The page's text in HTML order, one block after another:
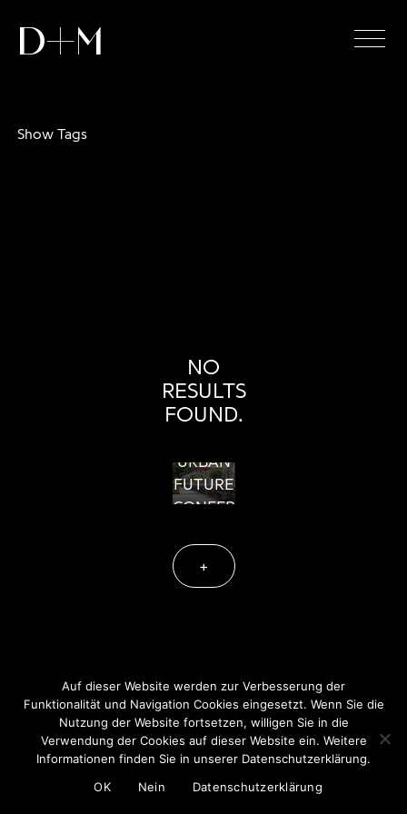
D+M
Show Tags
NO
RESULTS
FOUND.
URBAN
FUTURE
CONFERENCE
+
Instagram Facebook
Datenschutz
Impressum
AGB
Auf dieser Website werden zur Verbesserung der
Funktionalität und Navigation Cookies eingesetzt. Wenn Sie die
Nutzung der Website fortsetzen, willigen Sie in die
Verwendung der Cookies auf dieser Website ein. Weitere
Informationen finden Sie in unserer Datenschutzerklärung.
OK
Nein Datenschutzerklärung